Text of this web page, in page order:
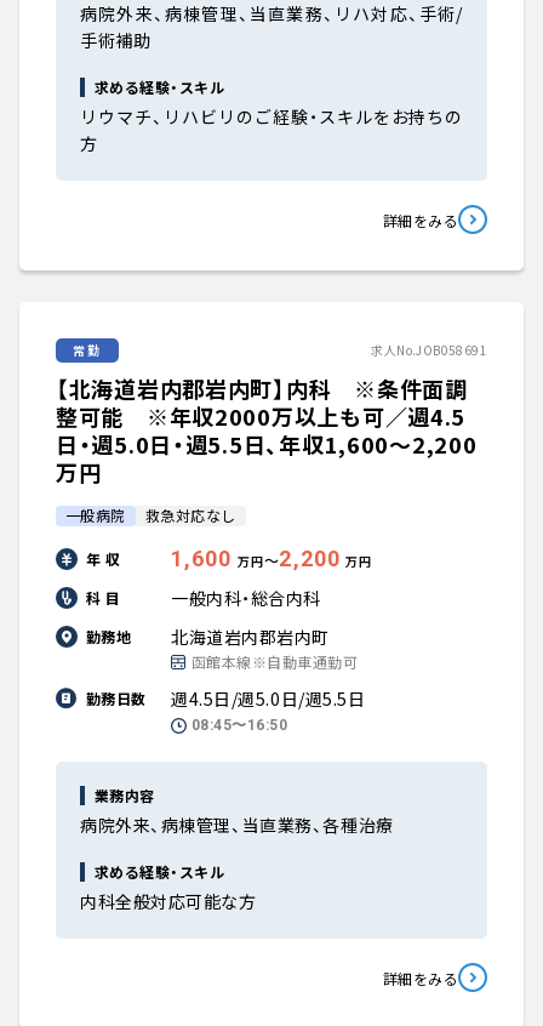
病院外来、病棟管理、当直業務、リハ対応、手術/
手術補助
求める経験・スキル
リウマチ、リハビリのご経験・スキルをお持ちの
方
詳細をみる
常勤 求人No.JOB058691
【北海道岩内郡岩内町】内科 ※条件面調
整可能 ※年収2000万以上も可／週4.5
日・週5.0日・週5.5日、年収1,600〜2,200
万円
一般病院 救急対応なし
年 収 1,600 万円〜2,200 万円
科 目 一般内科・総合内科
勤務地 北海道岩内郡岩内町
函館本線※自動車通勤可
勤務日数
週4.5日/週5.0日/週5.5日
08:45〜16:50
業務内容
病院外来、病棟管理、当直業務、各種治療
求める経験・スキル
内科全般対応可能な方
詳細をみる